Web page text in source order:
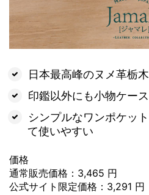
日本最高峰のヌメ革栃
印鑑以外にも小物ケー
シンプルなワンポケッ
て使いやすい
価格
通常販売価格：3,465 円
公式サイト限定価格：3,291 円